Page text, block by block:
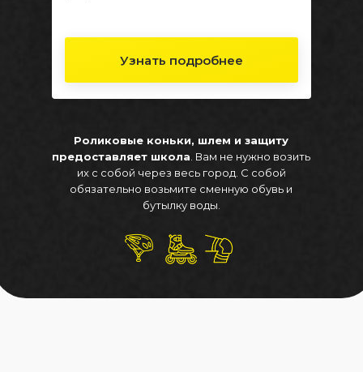
Узнать подробнее
Роликовые коньки, шлем и защиту
предоставляет школа . Вам не нужно возить
их с собой через весь город. С собой
обязательно возьмите сменную обувь и
бутылку воды.